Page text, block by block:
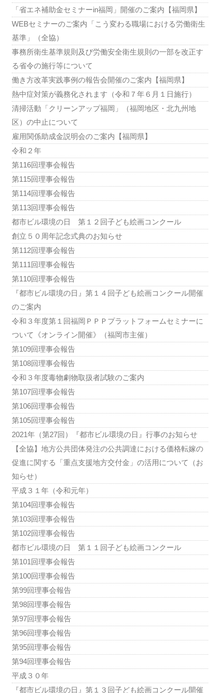
「省エネ補助金セミナーin福岡」開催のご案内【福岡県】
WEBセミナーのご案内「こう変わる職場における労働衛生
基準」（全協）
事務所衛生基準規則及び労働安全衛生規則の一部を改正す
る省令の施行等について
働き方改革実践事例の報告会開催のご案内【福岡県】
熱中症対策が義務化されます（令和７年６月１日施行）
清掃活動「クリーンアップ福岡」（福岡地区・北九州地
区）の中止について
雇用関係助成金説明会のご案内【福岡県】
令和２年
第116回理事会報告
第115回理事会報告
第114回理事会報告
第113回理事会報告
都市ビル環境の日 第１２回子ども絵画コンクール
創立５０周年記念式典のお知らせ
第112回理事会報告
第111回理事会報告
第110回理事会報告
『都市ビル環境の日』第１４回子ども絵画コンクール開催
のご案内
令和３年度第１回福岡ＰＰＰプラットフォームセミナーに
ついて《オンライン開催》（福岡市主催）
第109回理事会報告
第108回理事会報告
令和３年度毒物劇物取扱者試験のご案内
第107回理事会報告
第106回理事会報告
第105回理事会報告
2021年（第27回）『都市ビル環境の日』行事のお知らせ
【全協】地方公共団体発注の公共調達における価格転嫁の
促進に関する「重点支援地方交付金」の活用について（お
知らせ）
平成３１年（令和元年）
第104回理事会報告
第103回理事会報告
第102回理事会報告
都市ビル環境の日 第１１回子ども絵画コンクール
第101回理事会報告
第100回理事会報告
第99回理事会報告
第98回理事会報告
第97回理事会報告
第96回理事会報告
第95回理事会報告
第94回理事会報告
平成３０年
『都市ビル環境の日』第１３回子ども絵画コンクール開催